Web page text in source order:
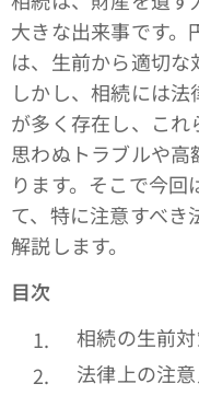
大きな出来事です。
は、生前から適切な
しかし、相続には
が多く存在し、こ
思わぬトラブルや
ります。そこで今
て、特に注意すべき
解説します。
目次
相続の生前
法律上の注